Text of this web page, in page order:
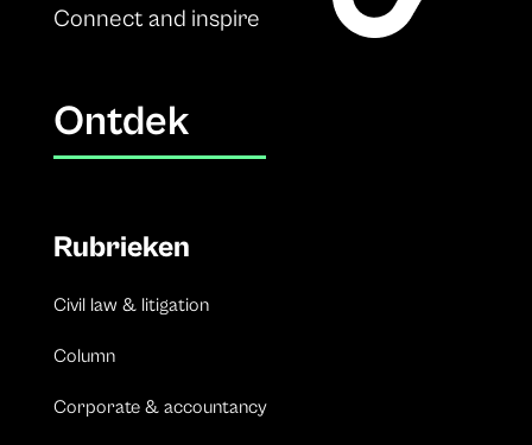
Connect and inspire
Ontdek
Rubrieken
Civil law & litigation
Column
Corporate & accountancy